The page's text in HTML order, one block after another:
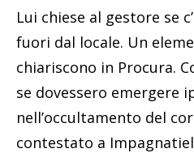
Lui chiese al gestore se
fuori dal locale. Un
chiariscono in Procura.
se dovessero emergere
nell’occultamento del
contestato a